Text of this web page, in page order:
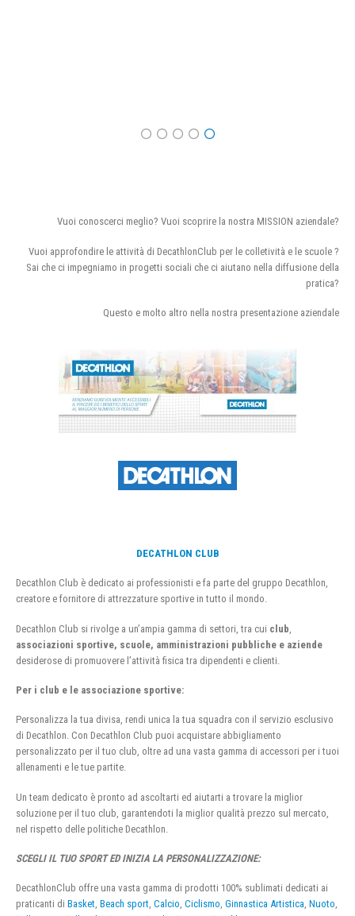
Vuoi conoscerci meglio? Vuoi scoprire la nostra MISSION aziendale?
Vuoi approfondire le attività di DecathlonClub per le colletività e le scuole ?
Sai che ci impegniamo in progetti sociali che ci aiutano nella diffusione della
pratica?
Questo e molto altro nella nostra presentazione aziendale
DECATHLON CLUB
Decathlon Club è dedicato ai professionisti e fa parte del gruppo Decathlon,
creatore e fornitore di attrezzature sportive in tutto il mondo.
Decathlon Club si rivolge a un’ampia gamma di settori, tra cui club
associazioni sportive, scuole, amministrazioni pubbliche e aziende
desiderose di promuovere l’attività fisica tra dipendenti e clienti.
Per i club e le associazione sportive:
Personalizza la tua divisa, rendi unica la tua squadra con il servizio esclusivo
di Decathlon. Con Decathlon Club puoi acquistare abbigliamento
personalizzato per il tuo club, oltre ad una vasta gamma di accessori per i tuoi
allenamenti e le tue partite.
Un team dedicato è pronto ad ascoltarti ed aiutarti a trovare la miglior
soluzione per il tuo club, garantendoti la miglior qualità prezzo sul mercato,
nel rispetto delle politiche Decathlon.
SCEGLI IL TUO SPORT ED INIZIA LA PERSONALIZZAZIONE:
DecathlonClub offre una vasta gamma di prodotti 100% sublimati dedicati ai
praticanti di Basket, Beach sport, Calcio, Ciclismo, Ginnastica Artistica, Nuoto,